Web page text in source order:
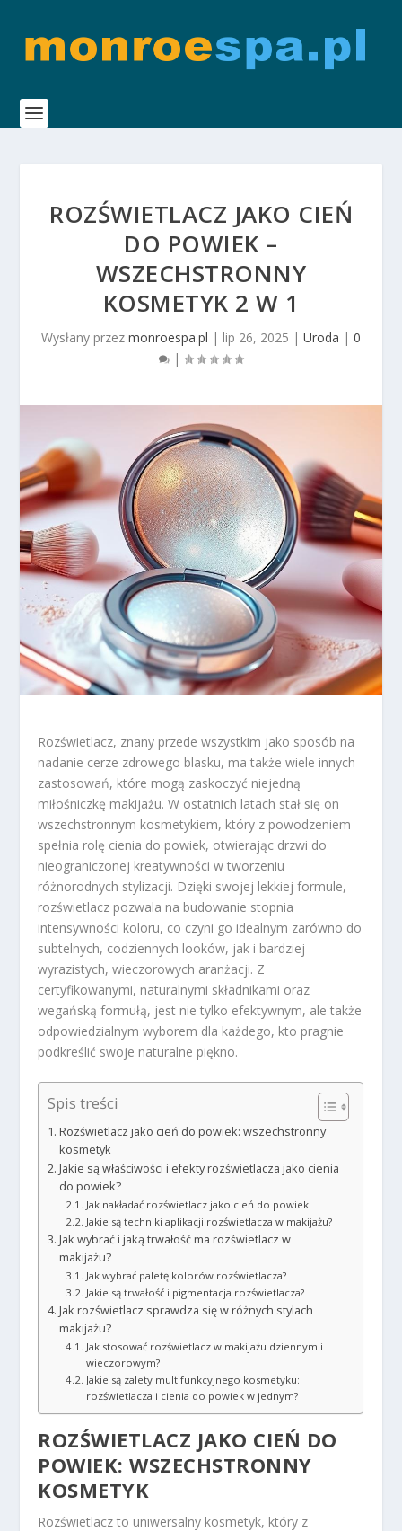
ROZŚWIETLACZ JAKO CIEŃ
DO POWIEK –
WSZECHSTRONNY
KOSMETYK 2 W 1
Wysłany przez monroespa.pl | lip 26, 2025 | Uroda | 0
|
Rozświetlacz, znany przede wszystkim jako sposób na
nadanie cerze zdrowego blasku, ma także wiele innych
zastosowań, które mogą zaskoczyć niejedną
miłośniczkę makijażu. W ostatnich latach stał się on
wszechstronnym kosmetykiem, który z powodzeniem
spełnia rolę cienia do powiek, otwierając drzwi do
nieograniczonej kreatywności w tworzeniu
różnorodnych stylizacji. Dzięki swojej lekkiej formule,
rozświetlacz pozwala na budowanie stopnia
intensywności koloru, co czyni go idealnym zarówno do
subtelnych, codziennych looków, jak i bardziej
wyrazistych, wieczorowych aranżacji. Z
certyfikowanymi, naturalnymi składnikami oraz
wegańską formułą, jest nie tylko efektywnym, ale także
odpowiedzialnym wyborem dla każdego, kto pragnie
podkreślić swoje naturalne piękno.
Spis treści
Rozświetlacz jako cień do powiek: wszechstronny
kosmetyk
Jakie są właściwości i efekty rozświetlacza jako cienia
do powiek?
Jak nakładać rozświetlacz jako cień do powiek
Jakie są techniki aplikacji rozświetlacza w makijażu?
Jak wybrać i jaką trwałość ma rozświetlacz w
makijażu?
Jak wybrać paletę kolorów rozświetlacza?
Jakie są trwałość i pigmentacja rozświetlacza?
Jak rozświetlacz sprawdza się w różnych stylach
makijażu?
Jak stosować rozświetlacz w makijażu dziennym i
wieczorowym?
Jakie są zalety multifunkcyjnego kosmetyku:
rozświetlacza i cienia do powiek w jednym?
ROZŚWIETLACZ JAKO CIEŃ DO
POWIEK: WSZECHSTRONNY
KOSMETYK
Rozświetlacz to uniwersalny kosmetyk, który z